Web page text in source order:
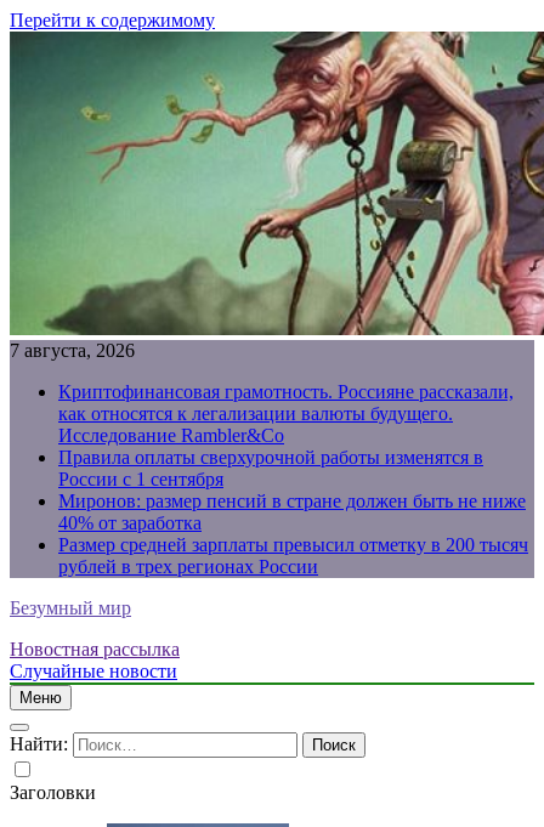
Перейти к содержимому
7 августа, 2026
Криптофинансовая грамотность. Россияне рассказали,
как относятся к легализации валюты будущего.
Исследование Rambler&Co
Правила оплаты сверхурочной работы изменятся в
России с 1 сентября
Миронов: размер пенсий в стране должен быть не ниже
40% от заработка
Размер средней зарплаты превысил отметку в 200 тысяч
рублей в трех регионах России
Безумный мир
Новостная рассылка
Случайные новости
Меню
Найти:
Заголовки